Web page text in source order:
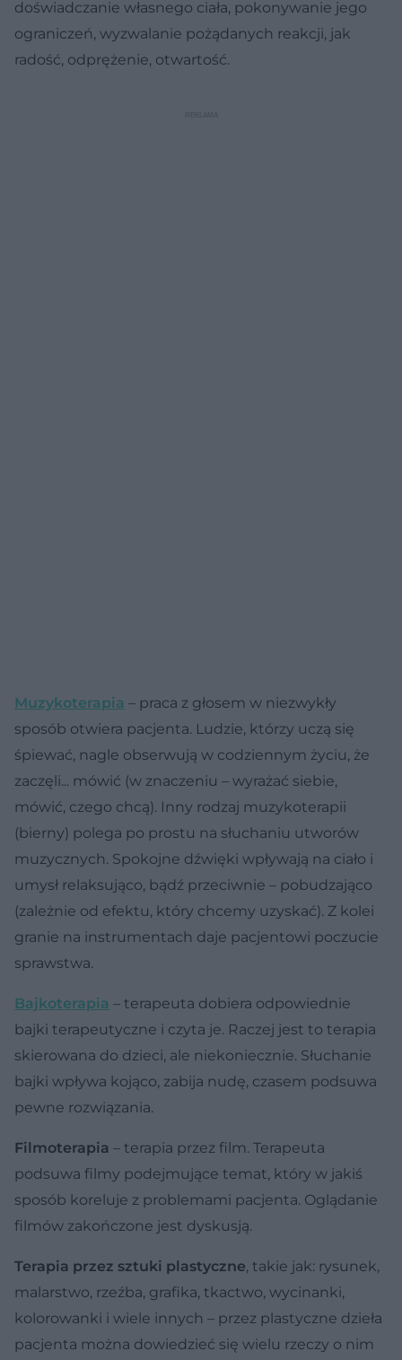
doświadczanie własnego ciała, pokonywanie jego
ograniczeń, wyzwalanie pożądanych reakcji, jak
radość, odprężenie, otwartość.
Muzykoterapia – praca z głosem w niezwykły
sposób otwiera pacjenta. Ludzie, którzy uczą się
śpiewać, nagle obserwują w codziennym życiu, że
zaczęli... mówić (w znaczeniu – wyrażać siebie,
mówić, czego chcą). Inny rodzaj muzykoterapii
(bierny) polega po prostu na słuchaniu utworów
muzycznych. Spokojne dźwięki wpływają na ciało i
umysł relaksująco, bądź przeciwnie – pobudzająco
(zależnie od efektu, który chcemy uzyskać). Z kolei
granie na instrumentach daje pacjentowi poczucie
sprawstwa.
Bajkoterapia – terapeuta dobiera odpowiednie
bajki terapeutyczne i czyta je. Raczej jest to terapia
skierowana do dzieci, ale niekoniecznie. Słuchanie
bajki wpływa kojąco, zabija nudę, czasem podsuwa
pewne rozwiązania.
Filmoterapia – terapia przez film. Terapeuta
podsuwa filmy podejmujące temat, który w jakiś
sposób koreluje z problemami pacjenta. Oglądanie
filmów zakończone jest dyskusją.
Terapia przez sztuki plastyczne, takie jak: rysunek,
malarstwo, rzeźba, grafika, tkactwo, wycinanki,
kolorowanki i wiele innych – przez plastyczne dzieła
pacjenta można dowiedzieć się wielu rzeczy o nim